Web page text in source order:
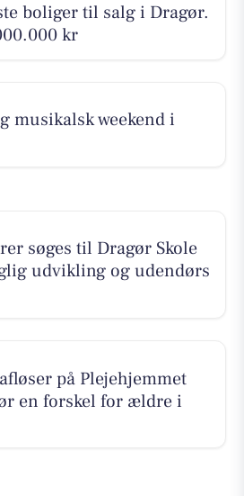
boliger til salg i Dragør.
kr
musikalsk weekend i
søges til Dragør Skole
udvikling og udendørs
på Plejehjemmet
en forskel for ældre i